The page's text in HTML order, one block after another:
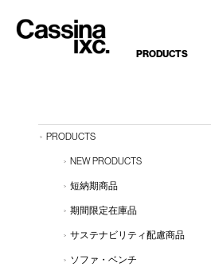
PRODUCTS
PRODUCTS
NEW PRODUCTS
短納期商品
期間限定在庫品
サステナビリティ配慮商品
ソファ・ベンチ